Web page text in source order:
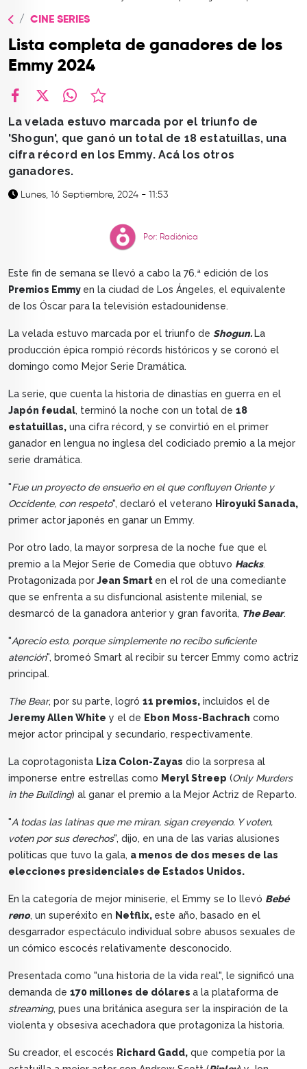
CONTACTO
CINE SERIES
Lista completa de ganadores de los
Emmy 2024
La velada estuvo marcada por el triunfo de
'Shogun', que ganó un total de 18 estatuillas, una
cifra récord en los Emmy. Acá los otros
ganadores.
Lunes, 16 Septiembre, 2024 - 11:53
Por: Radiónica
Este fin de semana se llevó a cabo la 76.ª edición de los
Premios Emmy en la ciudad de Los Ángeles, el equivalente
de los Óscar para la televisión estadounidense.
La velada estuvo marcada por el triunfo de Shogun. La
producción épica rompió récords históricos y se coronó el
domingo como Mejor Serie Dramática.
La serie, que cuenta la historia de dinastías en guerra en el
Japón feudal, terminó la noche con un total de 18
estatuillas, una cifra récord, y se convirtió en el primer
ganador en lengua no inglesa del codiciado premio a la mejor
serie dramática.
"Fue un proyecto de ensueño en el que confluyen Oriente y
Occidente, con respeto", declaró el veterano Hiroyuki Sanada,
primer actor japonés en ganar un Emmy.
Por otro lado, la mayor sorpresa de la noche fue que el
premio a la Mejor Serie de Comedia que obtuvo Hacks.
Protagonizada porJean Smart en el rol de una comediante
que se enfrenta a su disfuncional asistente milenial, se
desmarcó de la ganadora anterior y gran favorita, The Bear.
"Aprecio esto, porque simplemente no recibo suficiente
atención", bromeó Smart al recibir su tercer Emmy como actriz
principal.
The Bear, por su parte, logró 11 premios, incluidos el de
Jeremy Allen White y el de Ebon Moss-Bachrach como
mejor actor principal y secundario, respectivamente.
La coprotagonista Liza Colon-Zayas dio la sorpresa al
imponerse entre estrellas como Meryl Streep (Only Murders
in the Building) al ganar el premio a la Mejor Actriz de Reparto.
"A todas las latinas que me miran, sigan creyendo. Y voten,
voten por sus derechos", dijo, en una de las varias alusiones
políticas que tuvo la gala, a menos de dos meses de las
elecciones presidenciales de Estados Unidos.
En la categoría de mejor miniserie, el Emmy se lo llevó Bebé
reno, un superéxito en Netflix, este año, basado en el
desgarrador espectáculo individual sobre abusos sexuales de
un cómico escocés relativamente desconocido.
Presentada como "una historia de la vida real", le significó una
demanda de 170 millones de dólares a la plataforma de
streaming, pues una británica asegura ser la inspiración de la
violenta y obsesiva acechadora que protagoniza la historia.
Su creador, el escocés Richard Gadd, que competía por la